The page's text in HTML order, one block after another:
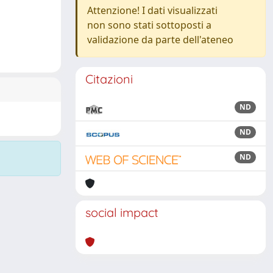
Attenzione! I dati visualizzati
non sono stati sottoposti a
validazione da parte dell'ateneo
Citazioni
ND
ND
ND
social impact